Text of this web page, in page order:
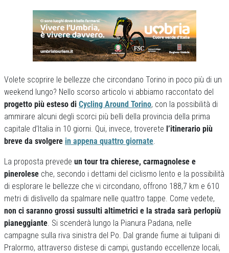
Volete scoprire le bellezze che circondano Torino in poco più di un
weekend lungo? Nello scorso articolo vi abbiamo raccontato del
progetto più esteso di Cycling Around Torino, con la possibilità di
ammirare alcuni degli scorci più belli della provincia della prima
capitale d’Italia in 10 giorni. Qui, invece, troverete l’itinerario più
breve da svolgere in appena quattro giornate.
La proposta prevede un tour tra chierese, carmagnolese e
pinerolese che, secondo i dettami del ciclismo lento e la possibilità
di esplorare le bellezze che vi circondano, offrono 188,7 km e 610
metri di dislivello da spalmare nelle quattro tappe. Come vedete,
non ci saranno grossi sussulti altimetrici e la strada sarà perlopiù
pianeggiante. Si scenderà lungo la Pianura Padana, nelle
campagne sulla riva sinistra del Po. Dal grande fiume ai tulipani di
Pralormo, attraverso distese di campi, gustando eccellenze locali,